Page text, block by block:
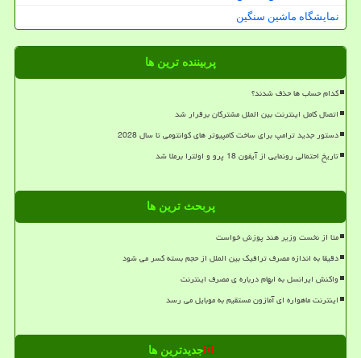
نمایشگاه ماشین سنگین
پربیننده ترین ها
کدام حساب ها حذف شدند؟
اتصال کامل اینترنت بین الملل مشترکان برقرار شد
دستور جدید ترامپ برای ساخت کامپیوتر های کوانتومی تا سال 2028
تاریخ احتمالی رونمایی از آیفون 18 پرو و اولترا برملا شد
پربحث ترین ها
متا از نخست وزیر هند پوزش خواست
دقیقا به اندازه مصرف ترافیک بین الملل از حجم بسته کسر می شود
واکنش ایرانسل به ابهام درباره ی مصرف اینترنت
اینترنت ماهواره ای آمازون مستقیم به موبایل می رسد
جدیدترین ها